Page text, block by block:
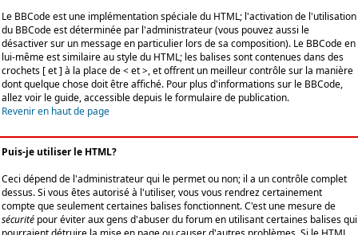
Le BBCode est une implémentation spéciale du HTML; l'activation de l'utilisation
du BBCode est déterminée par l'administrateur (vous pouvez aussi le
désactiver sur un message en particulier lors de sa composition). Le BBCode en
lui-même est similaire au style du HTML; les balises sont contenues dans des
crochets [ et ] à la place de < et >, et offrent un meilleur contrôle sur la manière
dont quelque chose doit être affiché. Pour plus d'informations sur le BBCode,
allez voir le guide, accessible depuis le formulaire de publication.
Revenir en haut de page
Puis-je utiliser le HTML?
Ceci dépend de l'administrateur qui le permet ou non; il a un contrôle complet
dessus. Si vous êtes autorisé à l'utiliser, vous vous rendrez certainement
compte que seulement certaines balises fonctionnent. C'est une mesure de
sécurité pour éviter aux gens d'abuser du forum en utilisant certaines balises qui